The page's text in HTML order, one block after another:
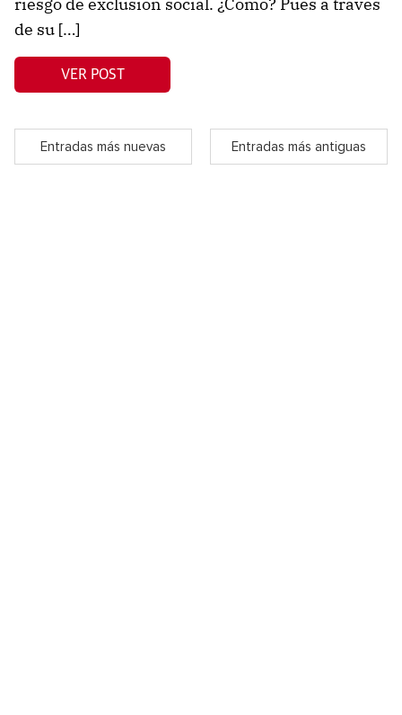
de su […]
VER POST
Entradas más nuevas Entradas más antiguas